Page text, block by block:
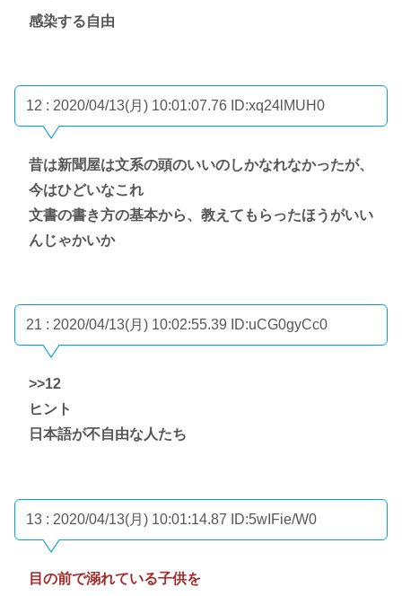
感染する自由
12 : 2020/04/13(月) 10:01:07.76 ID:xq24lMUH0
昔は新聞屋は文系の頭のいいのしかなれなかったが、
今はひどいなこれ
文書の書き方の基本から、教えてもらったほうがいい
んじゃかいか
21 : 2020/04/13(月) 10:02:55.39 ID:uCG0gyCc0
>>12
ヒント
日本語が不自由な人たち
13 : 2020/04/13(月) 10:01:14.87 ID:5wIFie/W0
目の前で溺れている子供を